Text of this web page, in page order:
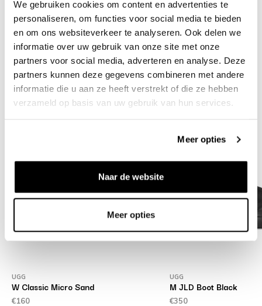
We gebruiken cookies om content en advertenties te
personaliseren, om functies voor social media te bieden
en om ons websiteverkeer te analyseren. Ook delen we
informatie over uw gebruik van onze site met onze
partners voor social media, adverteren en analyse. Deze
partners kunnen deze gegevens combineren met andere
informatie die u aan ze heeft verstrekt of die ze hebben
verzameld op basis van uw gebruik van hun services.
Meer opties
Naar de website
Meer opties
info@bruut.nl Live chat Whatsapp
About this product
Shipment and returns
Related products
UGG
W Classic Micro Sand
€160
UGG
M JLD Boot Black
€350